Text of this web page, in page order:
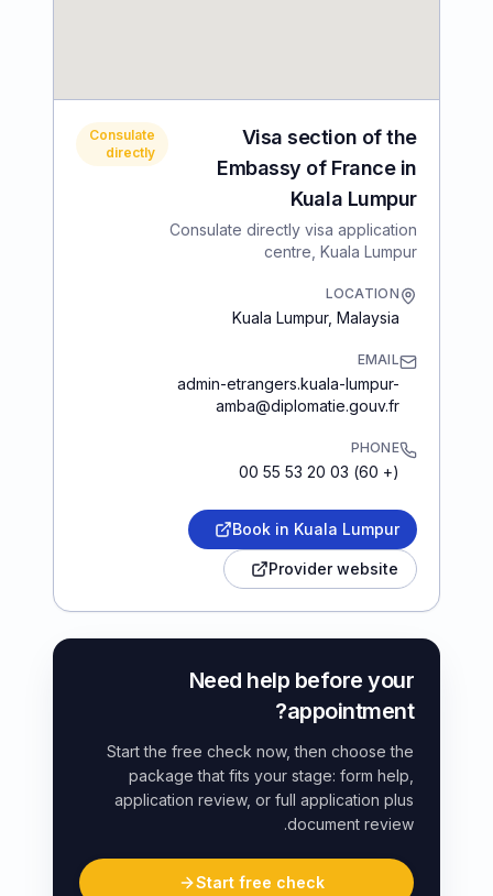
Visa section of the
Embassy of France in
Kuala Lumpur
Consulate directly visa application
centre, Kuala Lumpur
Consulate
directly
LOCATION
Kuala Lumpur, Malaysia
EMAIL
admin-etrangers.kuala-lumpur-
amba@diplomatie.gouv.fr
PHONE
(+ 60) 03 20 53 55 00
Book in Kuala Lumpur
Provider website
Need help before your
appointment?
Start the free check now, then choose the
package that fits your stage: form help,
application review, or full application plus
document review.
Start free check